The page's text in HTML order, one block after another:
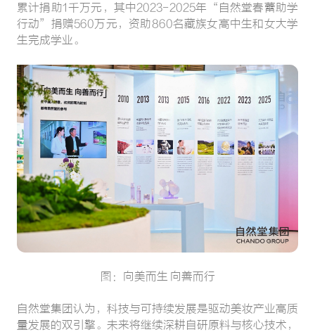
累计捐助1千万元，其中2023-2025年“自然堂春蕾助学
行动”捐赠560万元，资助860名藏族女高中生和女大学
生完成学业。
图：向美而生 向善而行
自然堂集团认为，科技与可持续发展是驱动美妆产业高质
量发展的双引擎。未来将继续深耕自研原料与核心技术，